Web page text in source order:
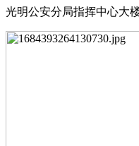
光明公安分局指挥中⼼⼤